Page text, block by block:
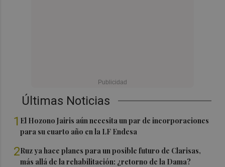
Últimas Noticias
1 El Hozono Jairis aún necesita un par de incorporaciones
para su cuarto año en la LF Endesa
2Ruz ya hace planes para un posible futuro de Clarisas,
más allá de la rehabilitación: ¿retorno de la Dama?